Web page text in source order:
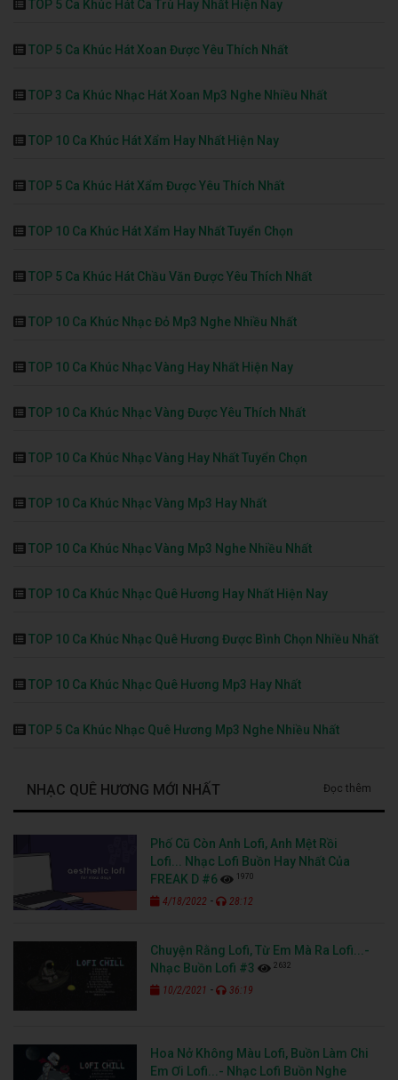
TOP 5 Ca Khúc Hát Ca Trù Hay Nhất Hiện Nay
TOP 5 Ca Khúc Hát Xoan Được Yêu Thích Nhất
TOP 3 Ca Khúc Nhạc Hát Xoan Mp3 Nghe Nhiều Nhất
TOP 10 Ca Khúc Hát Xẩm Hay Nhất Hiện Nay
TOP 5 Ca Khúc Hát Xẩm Được Yêu Thích Nhất
TOP 10 Ca Khúc Hát Xẩm Hay Nhất Tuyển Chọn
TOP 5 Ca Khúc Hát Chầu Văn Được Yêu Thích Nhất
TOP 10 Ca Khúc Nhạc Đỏ Mp3 Nghe Nhiều Nhất
TOP 10 Ca Khúc Nhạc Vàng Hay Nhất Hiện Nay
TOP 10 Ca Khúc Nhạc Vàng Được Yêu Thích Nhất
TOP 10 Ca Khúc Nhạc Vàng Hay Nhất Tuyển Chọn
TOP 10 Ca Khúc Nhạc Vàng Mp3 Hay Nhất
TOP 10 Ca Khúc Nhạc Vàng Mp3 Nghe Nhiều Nhất
TOP 10 Ca Khúc Nhạc Quê Hương Hay Nhất Hiện Nay
TOP 10 Ca Khúc Nhạc Quê Hương Được Bình Chọn Nhiều Nhất
TOP 10 Ca Khúc Nhạc Quê Hương Mp3 Hay Nhất
TOP 5 Ca Khúc Nhạc Quê Hương Mp3 Nghe Nhiều Nhất
NHẠC QUÊ HƯƠNG MỚI NHẤT Đọc thêm
Phố Cũ Còn Anh Lofi, Anh Mệt Rồi
Lofi... Nhạc Lofi Buồn Hay Nhất Của
FREAK D #6
1970
4/18/2022 - 28:12
Chuyện Rằng Lofi, Từ Em Mà Ra Lofi...-
Nhạc Buồn Lofi #3
2632
10/2/2021 - 36:19
Hoa Nở Không Màu Lofi, Buồn Làm Chi
Em Ơi Lofi...- Nhạc Lofi Buồn Nghe